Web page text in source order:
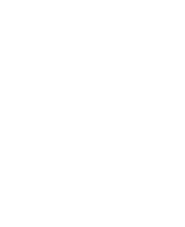
de tribu
de tribu
de tribu
Filiorum
de tribu